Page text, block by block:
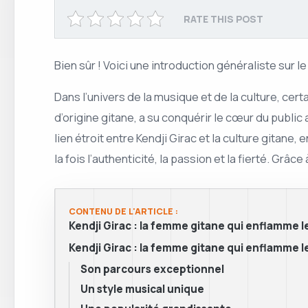
RATE THIS POST
Bien sûr ! Voici une introduction généraliste sur
Dans l’univers de la musique et de la culture,
d’origine gitane, a su conquérir le cœur du
lien étroit entre Kendji Girac et la culture gitane,
la fois l’authenticité, la passion et la fierté.
CONTENU DE L'ARTICLE :
Kendji Girac : la femme gitane qui enflamme
Kendji Girac : la femme gitane qui enflamme
Son parcours exceptionnel
Un style musical unique